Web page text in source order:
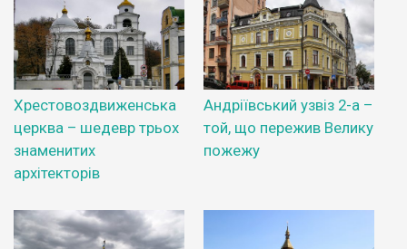
Хрестовоздвиженська
церква – шедевр трьох
знаменитих
архітекторів
Андріївський узвіз 2-а –
той, що пережив Велику
пожежу